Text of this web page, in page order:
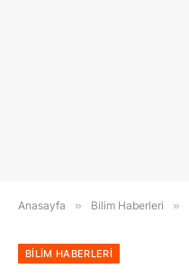
Anasayfa » Bilim Haberleri »
BILIM HABERLERI